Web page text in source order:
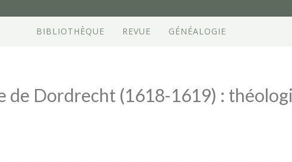
BIBLIOTHÈQUE
REVUE GÉNÉALOGIE
de Dordrecht (1618-1619) :